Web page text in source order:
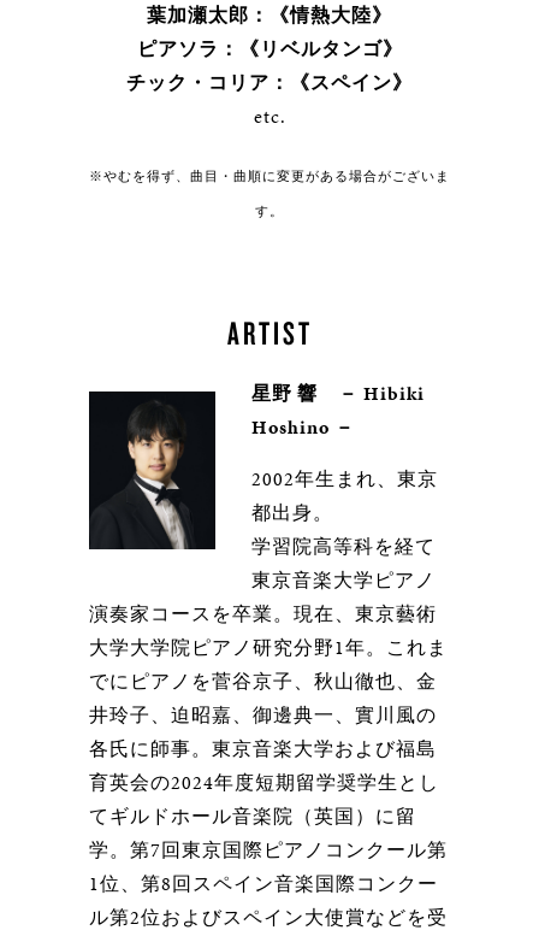
葉加瀬太郎：《情熱大陸》
ピアソラ：《リベルタンゴ》
チック・コリア：《スペイン》
etc.
※やむを得ず、曲目・曲順に変更がある場合がございま
す。
ARTIST
星野 響 － Hibiki
Hoshino －
2002年生まれ、東京
都出身。
学習院高等科を経て
東京音楽大学ピアノ
演奏家コースを卒業。現在、東京藝術
大学大学院ピアノ研究分野1年。これま
でにピアノを菅谷京子、秋山徹也、金
井玲子、迫昭嘉、御邊典一、實川風の
各氏に師事。東京音楽大学および福島
育英会の2024年度短期留学奨学生とし
てギルドホール音楽院（英国）に留
学。第7回東京国際ピアノコンクール第
1位、第8回スペイン音楽国際コンクー
ル第2位およびスペイン大使賞などを受